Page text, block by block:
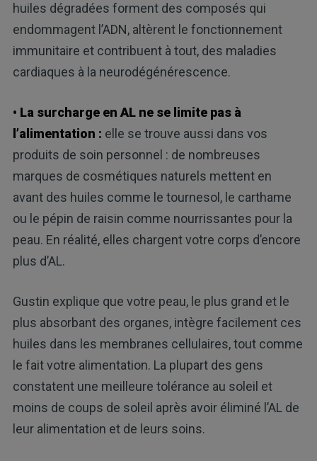
huiles dégradées forment des composés qui
endommagent l’ADN, altèrent le fonctionnement
immunitaire et contribuent à tout, des maladies
cardiaques à la neurodégénérescence.
• La surcharge en AL ne se limite pas à
l’alimentation : elle se trouve aussi dans vos
produits de soin personnel : de nombreuses
marques de cosmétiques naturels mettent en
avant des huiles comme le tournesol, le carthame
ou le pépin de raisin comme nourrissantes pour la
peau. En réalité, elles chargent votre corps d’encore
plus d’AL.
Gustin explique que votre peau, le plus grand et le
plus absorbant des organes, intègre facilement ces
huiles dans les membranes cellulaires, tout comme
le fait votre alimentation. La plupart des gens
constatent une meilleure tolérance au soleil et
moins de coups de soleil après avoir éliminé l’AL de
leur alimentation et de leurs soins.